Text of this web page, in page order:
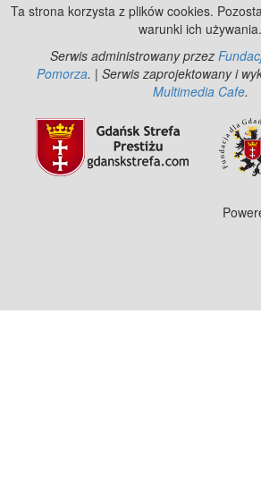
Ta strona korzysta z plików cookies.
warunki ich używania.
Serwis administrowany przez
Pomorza. | Serwis zaprojektowany i
Multimedia Cafe.